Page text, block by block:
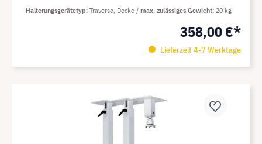
358,00 €*
Lieferzeit 4-7 Werktage
Halterungsgerätetyp Traverse, Decke max. zulässiges Gewicht 20 kg